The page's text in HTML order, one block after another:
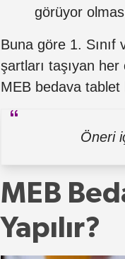
görüyor
Buna göre 1. Sınıf
şartları taşıyan
MEB bedava tablet
Öneri
MEB
Yapılır?